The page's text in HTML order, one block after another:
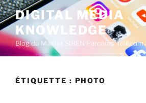
A
l
l
e
r
DIGITAL MEDIA
KNOWLEDGE
Blog du Master SIREN Parcours
ÉTIQUETTE : PHOTO